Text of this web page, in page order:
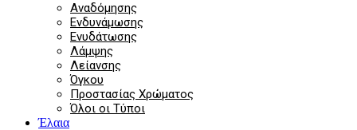
Αναδόμησης
Ενδυνάμωσης
Ενυδάτωσης
Λάμψης
Λείανσης
Όγκου
Προστασίας Χρώματος
Όλοι οι Τύποι
Έλαια